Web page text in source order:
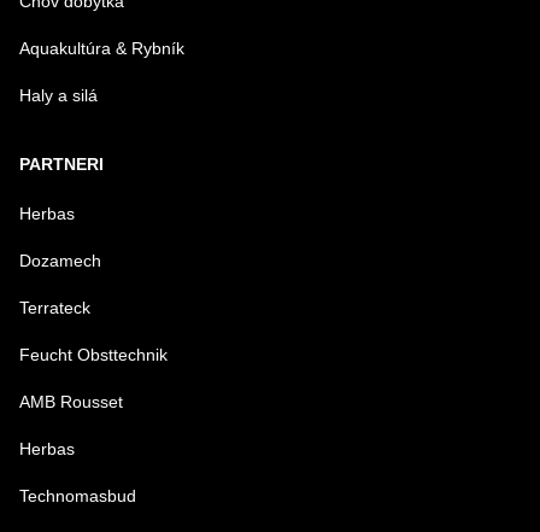
Aquakultúra & Rybník
Haly a silá
PARTNERI
Herbas
Dozamech
Terrateck
Feucht Obsttechnik
AMB Rousset
Herbas
Technomasbud